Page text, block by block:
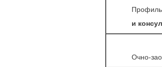
Профиль
и
Очно-